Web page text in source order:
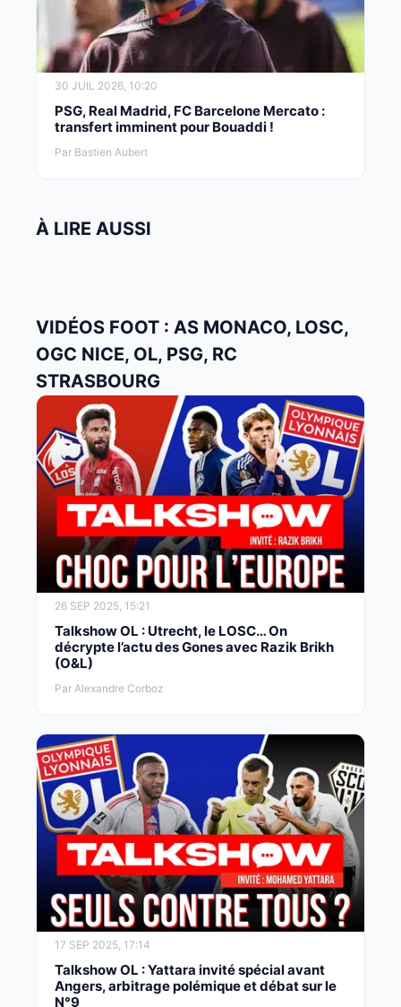
30 JUIL 2026, 10:20
PSG, Real Madrid, FC Barcelone Mercato :
transfert imminent pour Bouaddi !
Par Bastien Aubert
À LIRE AUSSI
VIDÉOS FOOT : AS MONACO, LOSC,
OGC NICE, OL, PSG, RC
STRASBOURG
26 SEP 2025, 15:21
Talkshow OL : Utrecht, le LOSC… On
décrypte l’actu des Gones avec Razik Brikh
(O&L)
Par Alexandre Corboz
17 SEP 2025, 17:14
Talkshow OL : Yattara invité spécial avant
Angers, arbitrage polémique et débat sur le
N°9